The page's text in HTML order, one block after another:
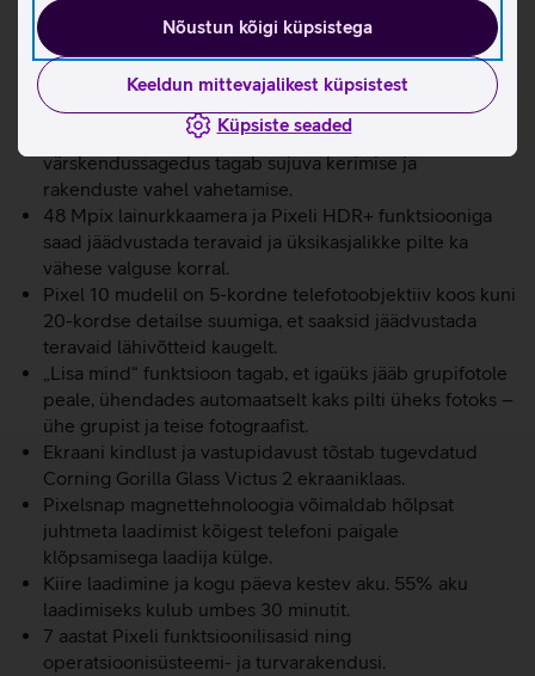
Nõustun kõigi küpsistega
Keeldun mittevajalikest küpsistest
Küpsiste seaded
ja selle kohta kohe abi saada.
Kiirust ja sujuvust tagab võimas Google Tensor G5 kiip,
mis on loodud toimima Google’i täiustatud AI’ga ja 12 GB
6,3-tolline 3000-nitti eredusega Actua ekraan on terav
ja selge ka otsese päikesevalguse käes. 120 Hz
värskendussagedus tagab sujuva kerimise ja
rakenduste vahel vahetamise.
48 Mpix lainurkkaamera ja Pixeli HDR+ funktsiooniga
saad jäädvustada teravaid ja üksikasjalikke pilte ka
vähese valguse korral.
Pixel 10 mudelil on 5-kordne telefotoobjektiiv koos kuni
20-kordse detailse suumiga, et saaksid jäädvustada
teravaid lähivõtteid kaugelt.
„Lisa mind“ funktsioon tagab, et igaüks jääb grupifotole
peale, ühendades automaatselt kaks pilti üheks fotoks –
ühe grupist ja teise fotograafist.
Ekraani kindlust ja vastupidavust tõstab tugevdatud
Corning Gorilla Glass Victus 2 ekraaniklaas.
Pixelsnap magnettehnoloogia võimaldab hõlpsat
juhtmeta laadimist kõigest telefoni paigale
klõpsamisega laadija külge.
Kiire laadimine ja kogu päeva kestev aku. 55% aku
laadimiseks kulub umbes 30 minutit.
7 aastat Pixeli funktsioonilisasid ning
operatsioonisüsteemi- ja turvarakendusi.